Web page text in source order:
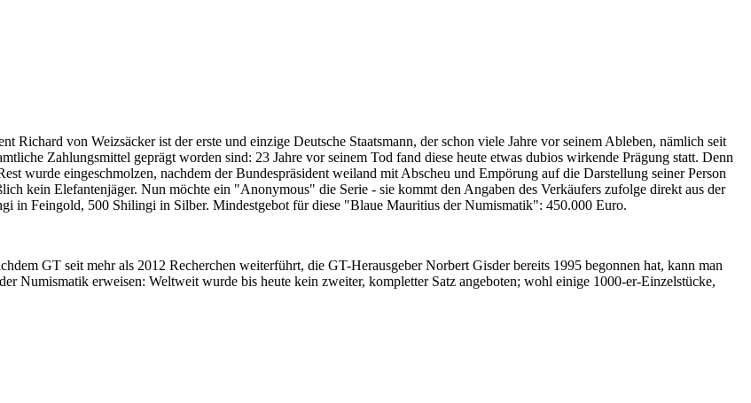
von Weizsäcker ist der erste und einzige Deutsche Staatsmann, der schon viele Jahre vor seinem Ableben, nämlich seit
Zahlungsmittel geprägt worden sind: 23 Jahre vor seinem Tod fand diese heute etwas dubios wirkende Prägung statt. Denn
wurde eingeschmolzen, nachdem der Bundespräsident weiland mit Abscheu und Empörung auf die Darstellung seiner Person
kein Elefantenjäger. Nun möchte ein "Anonymous" die Serie - sie kommt den Angaben des Verkäufers zufolge direkt aus der
in Feingold, 500 Shilingi in Silber. Mindestgebot für diese "Blaue Mauritius der Numismatik": 450.000 Euro.
GT seit mehr als 2012 Recherchen weiterführt, die GT-Herausgeber Norbert Gisder bereits 1995 begonnen hat, kann man
Numismatik erweisen: Weltweit wurde bis heute kein zweiter, kompletter Satz angeboten; wohl einige 1000-er-Einzelstücke,